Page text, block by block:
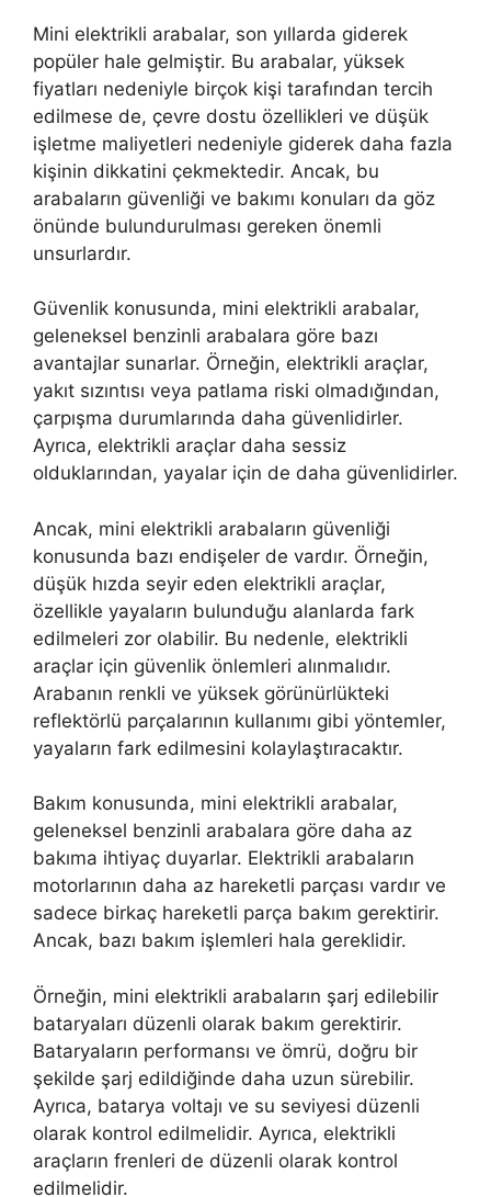
Mini elektrikli arabalar, son yıllarda giderek
popüler hale gelmiştir. Bu arabalar, yüksek
fiyatları nedeniyle birçok kişi tarafından tercih
edilmese de, çevre dostu özellikleri ve düşük
işletme maliyetleri nedeniyle giderek daha fazla
kişinin dikkatini çekmektedir. Ancak, bu
arabaların güvenliği ve bakımı konuları da göz
önünde bulundurulması gereken önemli
unsurlardır.
Güvenlik konusunda, mini elektrikli arabalar,
geleneksel benzinli arabalara göre bazı
avantajlar sunarlar. Örneğin, elektrikli araçlar,
yakıt sızıntısı veya patlama riski olmadığından,
çarpışma durumlarında daha güvenlidirler.
Ayrıca, elektrikli araçlar daha sessiz
olduklarından, yayalar için de daha güvenlidirler.
Ancak, mini elektrikli arabaların güvenliği
konusunda bazı endişeler de vardır. Örneğin,
düşük hızda seyir eden elektrikli araçlar,
özellikle yayaların bulunduğu alanlarda fark
edilmeleri zor olabilir. Bu nedenle, elektrikli
araçlar için güvenlik önlemleri alınmalıdır.
Arabanın renkli ve yüksek görünürlükteki
reflektörlü parçalarının kullanımı gibi yöntemler,
yayaların fark edilmesini kolaylaştıracaktır.
Bakım konusunda, mini elektrikli arabalar,
geleneksel benzinli arabalara göre daha az
bakıma ihtiyaç duyarlar. Elektrikli arabaların
motorlarının daha az hareketli parçası vardır ve
sadece birkaç hareketli parça bakım gerektirir.
Ancak, bazı bakım işlemleri hala gereklidir.
Örneğin, mini elektrikli arabaların şarj edilebilir
bataryaları düzenli olarak bakım gerektirir.
Bataryaların performansı ve ömrü, doğru bir
şekilde şarj edildiğinde daha uzun sürebilir.
Ayrıca, batarya voltajı ve su seviyesi düzenli
olarak kontrol edilmelidir. Ayrıca, elektrikli
araçların frenleri de düzenli olarak kontrol
edilmelidir.